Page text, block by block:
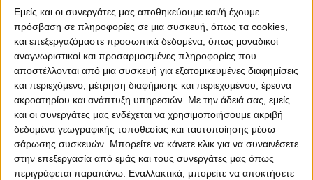
Εμείς και οι συνεργάτες μας αποθηκεύουμε και/ή έχουμε
πρόσβαση σε πληροφορίες σε μια συσκευή, όπως τα cookies,
και επεξεργαζόμαστε προσωπικά δεδομένα, όπως μοναδικοί
αναγνωριστικοί και προσαρμοσμένες πληροφορίες που
αποστέλλονται από μια συσκευή για εξατομικευμένες διαφημίσεις
και περιεχόμενο, μέτρηση διαφήμισης και περιεχομένου, έρευνα
ακροατηρίου και ανάπτυξη υπηρεσιών. Με την άδειά σας, εμείς
και οι συνεργάτες μας ενδέχεται να χρησιμοποιήσουμε ακριβή
δεδομένα γεωγραφικής τοποθεσίας και ταυτοποίησης μέσω
σάρωσης συσκευών. Μπορείτε να κάνετε κλικ για να συναινέσετε
στην επεξεργασία από εμάς και τους συνεργάτες μας όπως
περιγράφεται παραπάνω. Εναλλακτικά, μπορείτε να αποκτήσετε
About Offradio Business Class Terms & Conditions
Privacy Policy
Designed & developed byporcupine colors&Fotis Alexandrou